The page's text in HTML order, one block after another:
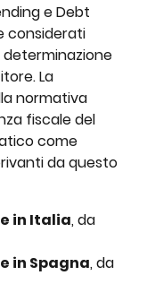
e Debt
considerati
La
normativa
fiscale del
come
da questo
in Italia, da
in Spagna, da